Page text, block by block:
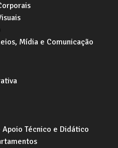
Mídia e Comunicação
Apoio Técnico e Didático